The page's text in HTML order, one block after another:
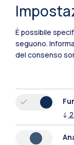
Polimi
È possibile
seguono.
del consenso
↓ 2